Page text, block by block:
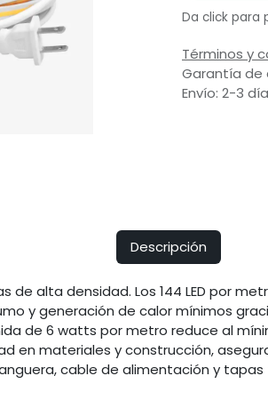
Da click para
Términos y
Garantía de
Envío: 2-3
Descripción
de alta densidad. Los 144 LED por
y generación de calor mínimos
de 6 watts por metro reduce al
en materiales y construcción,
cable de alimentación y